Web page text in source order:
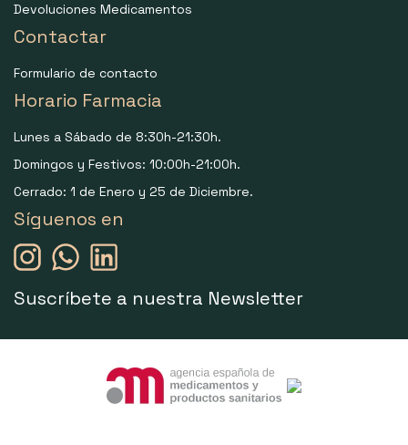
Devoluciones Medicamentos
Contactar
Formulario de contacto
Horario Farmacia
Lunes a Sábado de 8:30h-21:30h.
Domingos y Festivos: 10:00h-21:00h.
Cerrado: 1 de Enero y 25 de Diciembre.
Síguenos en
Suscríbete a nuestra Newsletter